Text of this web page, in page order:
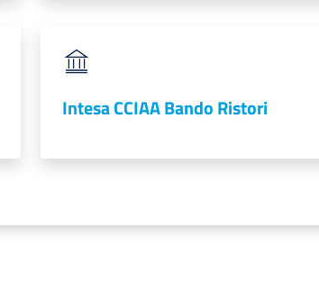
Intesa CCIAA Bando Ristori